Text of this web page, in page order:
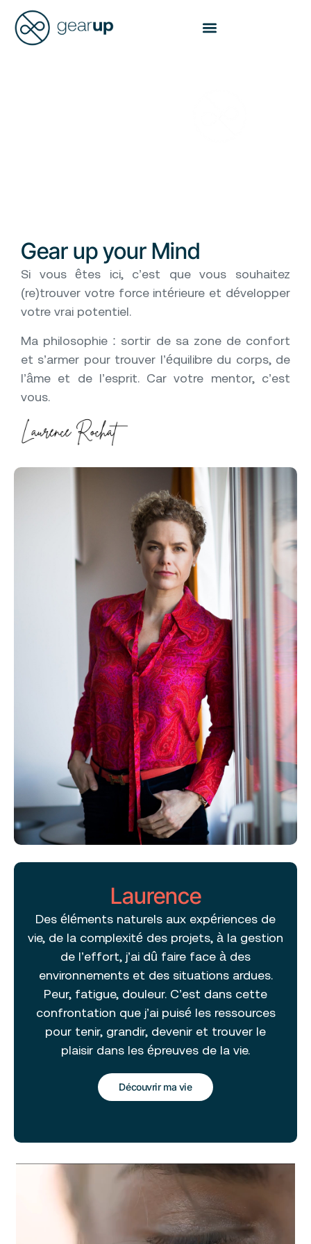
Gear upyour Mind
Si vous êtes ici, c’est que vous souhaitez
(re)trouver votre force intérieure et développer
votre vrai potentiel.
Ma philosophie : sortir de sa zone de confort
et s’armer pour trouver l’équilibre du corps, de
l’âme et de l’esprit. Car votre mentor, c’est
vous.
Laurence
Des éléments naturels aux expériences de
vie, de la complexité des projets, à la gestion
de l’effort, j’ai dû faire face à des
environnements et des situations ardues.
Peur, fatigue, douleur. C’est dans cette
confrontation que j’ai puisé les ressources
pour tenir, grandir, devenir et trouver le
plaisir dans les épreuves de la vie.
Découvrir ma vie